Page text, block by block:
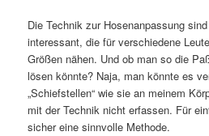
Die Technik zur Hosenanpassung
interessant, die für verschiedene
Größen nähen. Und ob man so die
lösen könnte? Naja, man könnte es
„Schiefstellen“ wie sie an meinem
mit der Technik nicht erfassen. Für
sicher eine sinnvolle Methode.